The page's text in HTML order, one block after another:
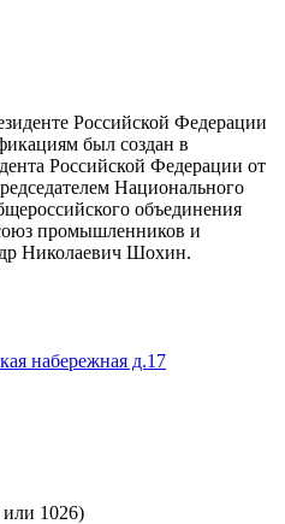
Российской Федерации
был создан в
Российской Федерации от
Национального
объединения
промышленников и
Николаевич Шохин.
набережная д.17
или 1026)